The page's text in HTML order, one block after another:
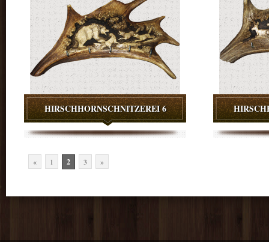
HIRSCHHORNSCHNITZEREI 6
« 1 2 3 »